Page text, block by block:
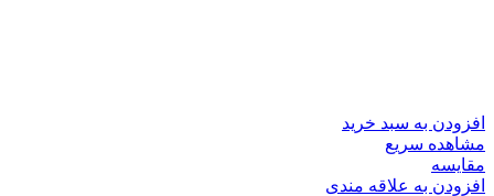
افزودن به سبد خرید
مشاهده سریع
مقایسه
افزودن به علاقه مندی